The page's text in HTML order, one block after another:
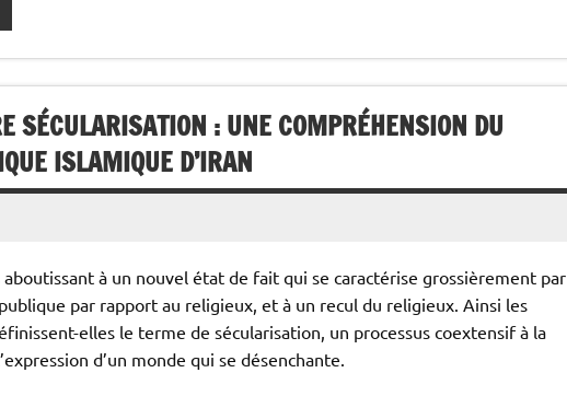
SÉCULARISATION : UNE COMPRÉHENSION DU
ISLAMIQUE D’IRAN
aboutissant à un nouvel état de fait qui se caractérise grossièrement par
par rapport au religieux, et à un recul du religieux. Ainsi les
elles le terme de sécularisation, un processus coextensif à la
d’un monde qui se désenchante.